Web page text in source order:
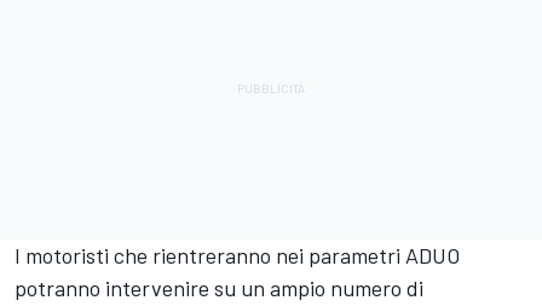
I motoristi che rientreranno nei parametri ADUO
potranno intervenire su un ampio numero di